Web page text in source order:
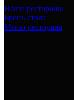
Наши рестораны
Бронь стола
Меню ресторана